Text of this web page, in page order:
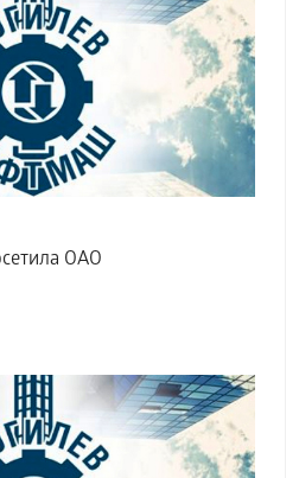
ОАО